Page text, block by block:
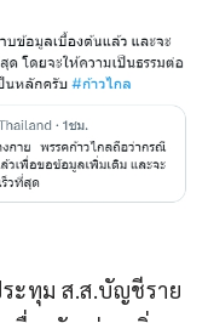
ะทุม ส.ส.บัญชีราย